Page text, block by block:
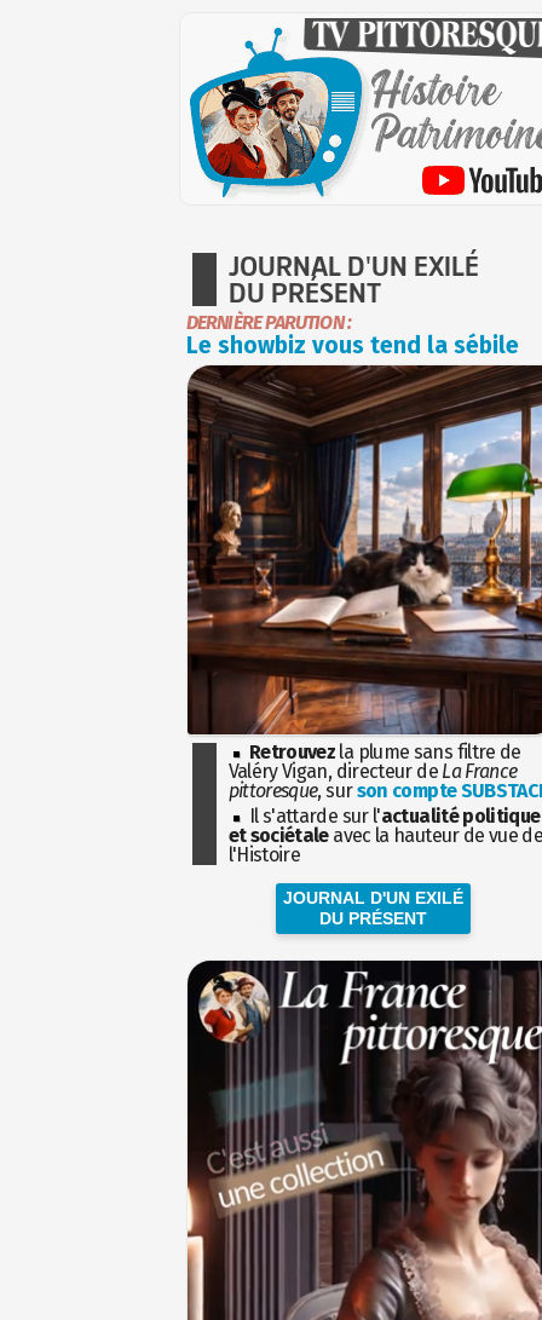
JOURNAL D'UN EXILÉ
DU PRÉSENT
DERNIÈRE PARUTION :
Le showbiz vous tend la sébile
Retrouvez la plume sans filtre de
Valéry Vigan, directeur de La France
pittoresque, surson compte
Il s'attarde sur l'actualité politique
et sociétaleavec la hauteur de vue
l'Histoire
JOURNAL D'UN EXILÉ
DU PRÉSENT